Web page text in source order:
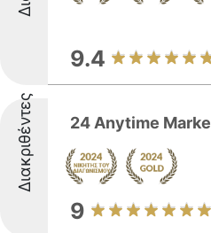
9.4
Διακριθέντες 24 Anytime
9